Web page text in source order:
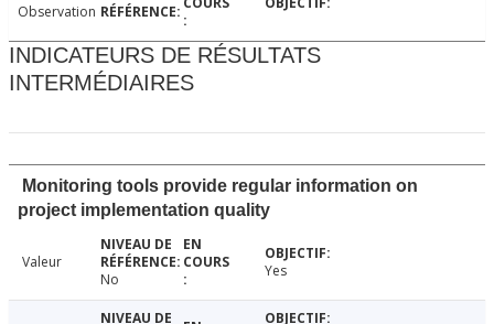
Observation
INDICATEURS DE RÉSULTATS
INTERMÉDIAIRES
Monitoring tools provide regular information on
project implementation quality
Valeur
No
Yes